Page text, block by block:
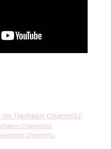
im Tierheim Chemnitz
Chemnitz
Chemnitz